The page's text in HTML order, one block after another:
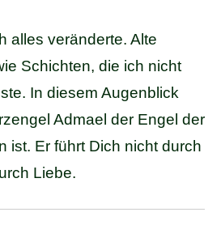
alles veränderte. Alte
Schichten, die ich nicht
In diesem Augenblick
Admael der Engel der
ist. Er führt Dich nicht durch
Liebe.